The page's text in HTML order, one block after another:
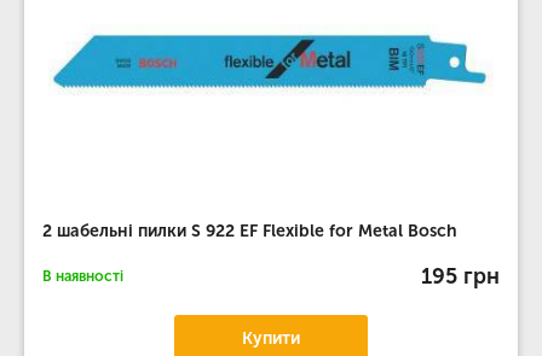
2 шабельні пилки S 922 EF Flexible for Metal Bosch
В наявності 195 грн
Купити